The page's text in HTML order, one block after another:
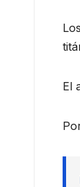
El